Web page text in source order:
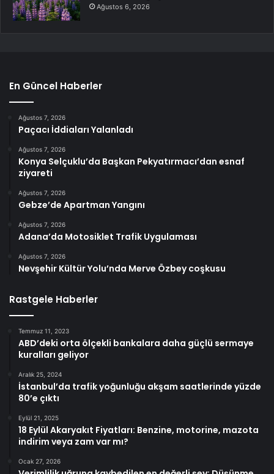
Ağustos 6, 2026
En Güncel Haberler
Ağustos 7, 2026
Paçacı İddiaları Yalanladı
Ağustos 7, 2026
Konya Selçuklu’da Başkan Pekyatırmacı’dan esnaf
ziyareti
Ağustos 7, 2026
Gebze’de Apartman Yangını
Ağustos 7, 2026
Adana’da Motosiklet Trafik Uygulaması
Ağustos 7, 2026
Nevşehir Kültür Yolu’nda Merve Özbey coşkusu
Rastgele Haberler
Temmuz 11, 2023
ABD’deki orta ölçekli bankalara daha güçlü sermaye
kuralları geliyor
Aralık 25, 2024
İstanbul’da trafik yoğunluğu akşam saatlerinde yüzde
80’e çıktı
Eylül 21, 2025
18 Eylül Akaryakıt Fiyatları: Benzine, motorine, mazota
indirim veya zam var mı?
Ocak 27, 2026